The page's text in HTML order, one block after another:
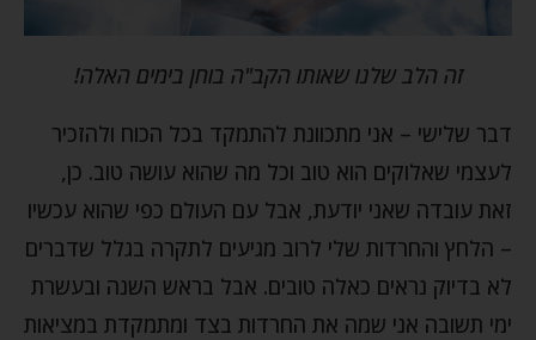
זה הלב שלנו שאותו הקב"ה בוחן בימים האלה!
דבר שלישי – אני מתכוונת להתמקד בכל הכוח ולהזכיר
לעצמי שאלוקים הוא טוב וכל מה שהוא עושה טוב. כן,
זאת עובדה שאני יודעת, אבל עם העולם כפי שהוא עכשיו
– הלחץ והחרדות שלי לרוב מגיעים לתקרה בגלל שדברים
לא בדיוק נראים כאלה טובים. אבל בראש השנה ובעשרת
ימי תשובה אני שמה את החרדות בצד ומתמקדת במציאות